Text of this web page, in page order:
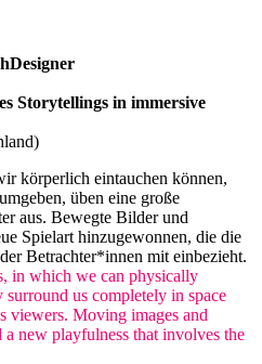
Storytellings in immersive
körperlich eintauchen können,
üben eine große
aus. Bewegte Bilder und
Spielart hinzugewonnen, die die
Betrachter*innen mit einbezieht.
in which we can physically
surround us completely in space
viewers. Moving images and
new playfulness that involves the